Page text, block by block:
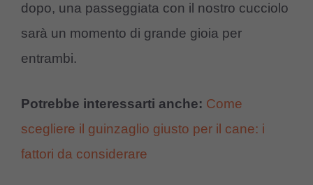
dopo, una passeggiata con il nostro cucciolo
sarà un momento di grande gioia per
entrambi.
Potrebbe interessarti anche: Come
scegliere il guinzaglio giusto per il cane: i
fattori da considerare